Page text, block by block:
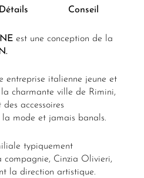
Détails Conseil
est une conception de la
entreprise italienne jeune et
charmante ville de Rimini,
accessoires
la mode et jamais banals.
typiquement
Cinzia Olivieri,
la direction artistique.